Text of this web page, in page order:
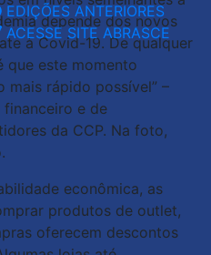
EDIÇÕES ANTERIORES
ACESSE SITE ABRASCE